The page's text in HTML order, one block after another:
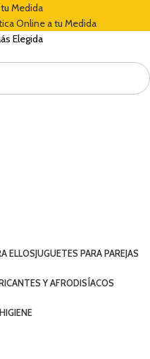
Medida
Online a tu Medida
ELLOSJUGUETES PARA PAREJAS
Y AFRODISÍACOS
🏷️ CUPÓN DE